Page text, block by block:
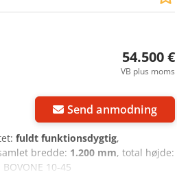
54.500 €
VB plus moms
Send anmodning
fuldt funktionsdygtig,
bredde: 1.200 mm, total højde:
10-45
på det globale marked.